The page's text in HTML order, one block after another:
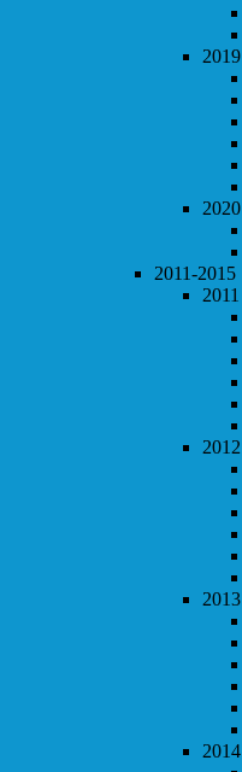
2019
2020
2011-2015
2011
2012
2013
2014